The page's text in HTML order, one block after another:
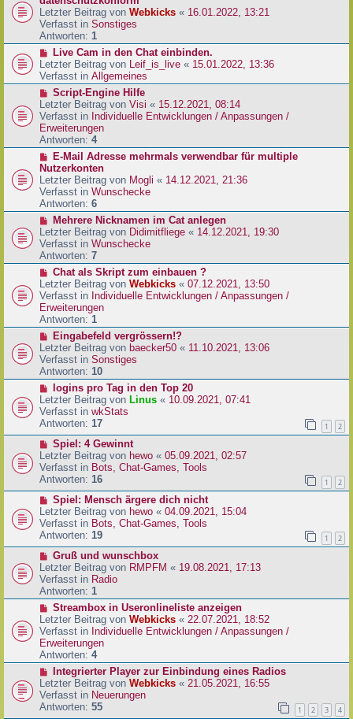
g
B
e
i
t
a
g
u
e
r
B
e
i
t
a
g
Letzter Beitrag von Webkicks « 16.01.2022, 13:21
Verfasst in Sonstiges
Antworten: 1
N
e
u
e
r
B
e
i
t
a
g
Live Cam in den Chat einbinden.
Letzter Beitrag von Leif_is_live « 15.01.2022, 13:36
Verfasst in Allgemeines
N
e
u
e
r
B
e
i
t
r
a
g
Script-Engine Hilfe
Letzter Beitrag von Visi « 15.12.2021, 08:14
Verfasst in Individuelle Entwicklungen / Anpassungen /
Erweiterungen
Antworten: 4
N
e
u
e
r
B
e
i
t
r
a
g
E-Mail Adresse mehrmals verwendbar für multiple
Nutzerkonten
Letzter Beitrag von Mogli « 14.12.2021, 21:36
Verfasst in Wunschecke
Antworten: 6
N
e
u
e
r
B
e
i
t
r
a
g
Mehrere Nicknamen im Cat anlegen
Letzter Beitrag von Didimitfliege « 14.12.2021, 19:30
Verfasst in Wunschecke
Antworten: 7
N
e
u
e
r
B
e
i
t
r
a
g
Chat als Skript zum einbauen ?
Letzter Beitrag von Webkicks « 07.12.2021, 13:50
Verfasst in Individuelle Entwicklungen / Anpassungen /
Erweiterungen
Antworten: 1
N
e
u
e
r
B
e
i
t
a
g
Eingabefeld vergrössern!?
Letzter Beitrag von baecker50 « 11.10.2021, 13:06
Verfasst in Sonstiges
Antworten: 10
N
e
u
e
r
B
e
i
t
r
a
g
logins pro Tag in den Top 20
Letzter Beitrag von Linus « 10.09.2021, 07:41
Verfasst in wkStats
Antworten: 17 1 2
N
e
u
e
r
B
e
i
t
r
a
g
Spiel: 4 Gewinnt
Letzter Beitrag von hewo « 05.09.2021, 02:57
Verfasst in Bots, Chat-Games, Tools
Antworten: 16 1 2
N
e
u
e
r
B
e
i
t
a
g
Spiel: Mensch ärgere dich nicht
Letzter Beitrag von hewo « 04.09.2021, 15:04
Verfasst in Bots, Chat-Games, Tools
Antworten: 19 1 2
N
e
u
e
r
B
e
i
t
r
a
g
Gruß und wunschbox
Letzter Beitrag von RMPFM « 19.08.2021, 17:13
Verfasst in Radio
Antworten: 1
N
e
u
e
r
B
e
i
t
r
Streambox in Useronlineliste anzeigen
Letzter Beitrag von Webkicks « 22.07.2021, 18:52
Verfasst in Individuelle Entwicklungen / Anpassungen /
Erweiterungen
Antworten: 4
N
e
u
e
Integrierter Player zur Einbindung eines Radios
Letzter Beitrag von Webkicks « 21.05.2021, 16:55
Verfasst in Neuerungen
Antworten: 55 1 2 3 4